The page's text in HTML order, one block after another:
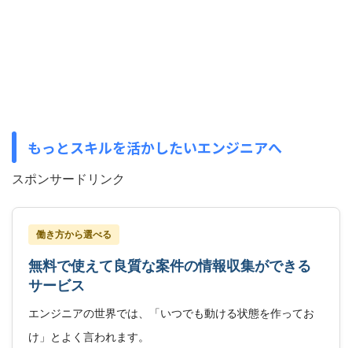
もっとスキルを活かしたいエンジニアへ
スポンサードリンク
働き方から選べる
無料で使えて良質な案件の情報収集ができる
サービス
エンジニアの世界では、「いつでも動ける状態を作ってお
け」とよく言われます。